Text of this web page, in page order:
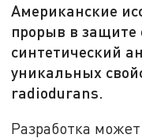
Американские
прорыв в защите
синтетический
уникальных
radiodurans.
Разработка